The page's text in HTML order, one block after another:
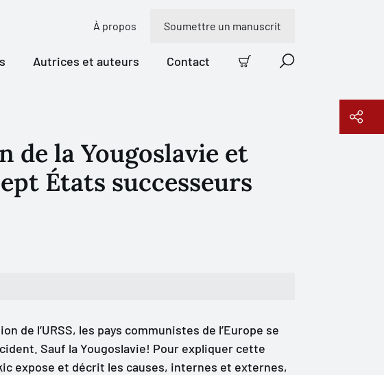
À propos Soumettre un manuscrit
Autrices et auteurs Contact
Panier Recherche
de la Yougoslavie et
États successeurs
de l’URSS, les pays communistes de l’Europe se
Sauf la Yougoslavie! Pour expliquer cette
expose et décrit les causes, internes et externes,